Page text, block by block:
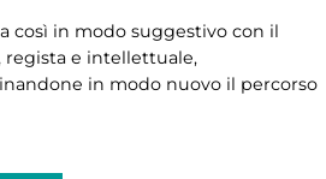
così in modo suggestivo con il
regista e intellettuale,
in modo nuovo il percorso